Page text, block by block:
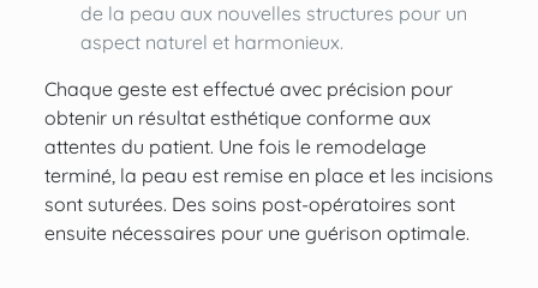
de la peau aux nouvelles structures pour un
aspect naturel et harmonieux.
Chaque geste est effectué avec précision pour
obtenir un résultat esthétique conforme aux
attentes du patient. Une fois le remodelage
terminé, la peau est remise en place et les incisions
sont suturées. Des soins post-opératoires sont
ensuite nécessaires pour une guérison optimale.